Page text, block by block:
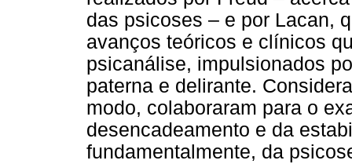
das psicoses – e por Lacan,
avanços teóricos e clínicos
psicanálise, impulsionados
paterna e delirante.
modo, colaboraram para o
desencadeamento e da
fundamentalmente, da